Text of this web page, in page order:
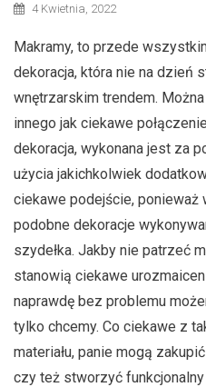
4 Kwietnia, 2022
Makramy, to przede
dekoracja, która nie na dzień
wnętrzarskim trendem.
innego jak ciekawe
dekoracja, wykonana jest za
użycia jakichkolwiek
ciekawe podejście, ponieważ
podobne dekoracje
szydełka. Jakby nie patrzeć
stanowią ciekawe
naprawdę bez problemu
tylko chcemy. Co ciekawe z
materiału, panie mogą
czy też stworzyć